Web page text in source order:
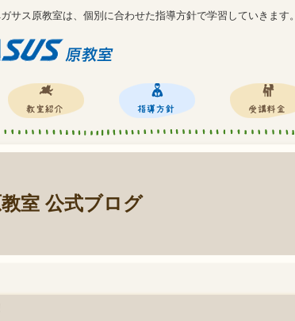
サス原教室は、個別に合わせた指導方針で学習していきます。
室 公式ブログ